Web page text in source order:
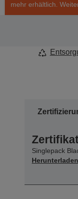
mehr erhältlich.
Singlepack
Herunterladen